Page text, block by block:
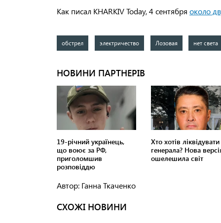
Как писал KHARKIV Today, 4 сентября около
обстрел электричество Лозовая нет света
Автор: Ганна Ткаченко
СХОЖІ НОВИНИ